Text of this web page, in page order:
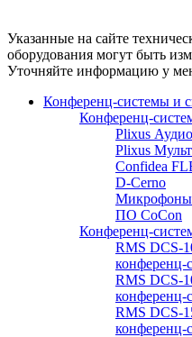
Указанные на сайте
оборудования могут быть
Уточняйте информацию у
Конференц-системы и
Конференц-
Plixus Аудио
Plixus
Confidea
D-Cerno
Микрофоны
ПО CoCon
Конференц-
RMS DCS-
конференц-
RMS DCS-
конференц-
RMS DCS-
конференц-